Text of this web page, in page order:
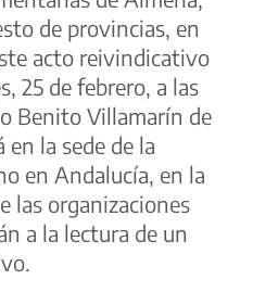
de provincias, en
acto reivindicativo
25 de febrero, a las
Benito Villamarín de
la sede de la
en Andalucía, en la
las organizaciones
a la lectura de un